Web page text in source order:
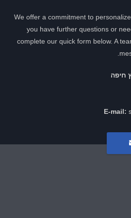
We offer a commitment to
you have further questions or
complete our quick form below. A
E-mail: